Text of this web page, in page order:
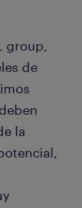
group,
de
la